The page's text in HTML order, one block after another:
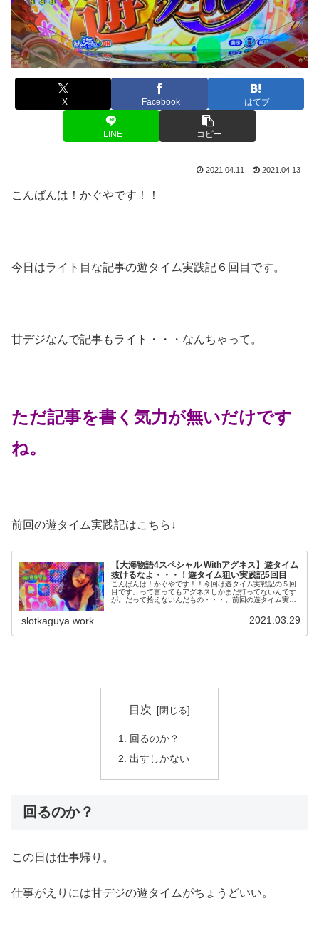
X Facebook はてブ
LINE コピー
2021.04.11 2021.04.13
こんばんは！かぐやです！！
今日はライト目な記事の遊タイム実践記６回目です。
甘デジなんで記事もライト・・・なんちゃって。
ただ記事を書く気力が無いだけです
ね。
前回の遊タイム実践記はこちら↓
【大海物語4スペシャル Withアグネス】遊タイム
抜けるなよ・・・！遊タイム狙い実践記5回目
こんばんは！かぐやです！！今回は遊タイム実戦記の５回
目です。って言ってもアグネスしかまだ打ってないんです
が。だって拾えないんだもの・・・。前回の遊タイム実戦
slotkaguya.work 2021.03.29
目次
回るのか？
出すしかない
回るのか？
この日は仕事帰り。
仕事がえりには甘デジの遊タイムがちょうどいい。